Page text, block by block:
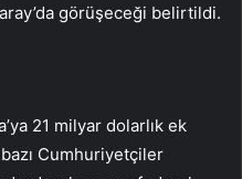
görüşeceği belirtildi.
21 milyar dolarlık ek
bazı Cumhuriyetçiler